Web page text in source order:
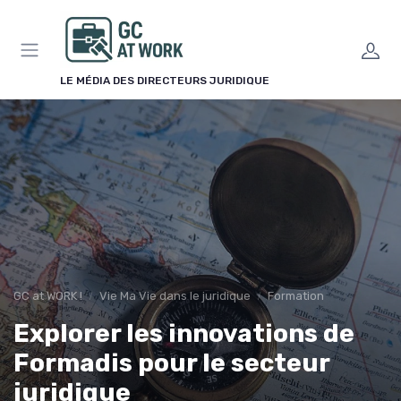
LE MÉDIA DES DIRECTEURS JURIDIQUE
GC at WORK ! Vie Ma Vie dans le juridique Formation
Explorer les innovations de
Formadis pour le secteur
juridique